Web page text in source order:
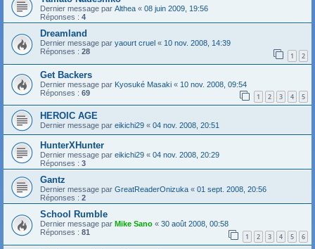
Dernier message par Althea « 08 juin 2009, 19:56
Réponses : 4
Dreamland
Dernier message par yaourt cruel « 10 nov. 2008, 14:39
Réponses : 28 1 2
Get Backers
Dernier message par Kyosuké Masaki « 10 nov. 2008, 09:54
Réponses : 69 1 2 3 4 5
HEROIC AGE
Dernier message par eikichi29 « 04 nov. 2008, 20:51
HunterXHunter
Dernier message par eikichi29 « 04 nov. 2008, 20:29
Réponses : 3
Gantz
Dernier message par GreatReaderOnizuka « 01 sept. 2008, 20:56
Réponses : 2
School Rumble
Dernier message par Mike Sano « 30 août 2008, 00:58
Réponses : 81 1 2 3 4 5 6